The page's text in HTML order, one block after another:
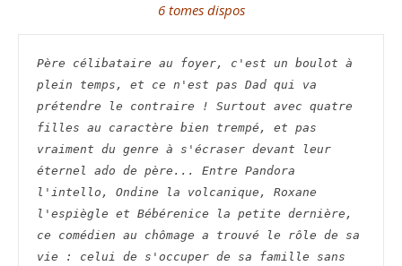
6 tomes dispos
Père célibataire au foyer, c'est un boulot à
plein temps, et ce n'est pas Dad qui va
prétendre le contraire ! Surtout avec quatre
filles au caractère bien trempé, et pas
vraiment du genre à s'écraser devant leur
éternel ado de père... Entre Pandora
l'intello, Ondine la volcanique, Roxane
l'espiègle et Bébérenice la petite dernière,
ce comédien au chômage a trouvé le rôle de sa
vie : celui de s'occuper de sa famille sans